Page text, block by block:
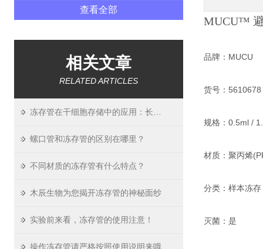
查看全部
相关文章
RELATED ARTICLES
螺口管和冻存管的区别在哪里？
不同材质的冻存管有什么特点？
木辰生物为您揭开冻存管的神秘面纱
实验前来看，冻存管的使用注意！
操作冻存管请严格按照使用说明来哦
MUCU™
品牌：MUCU
货号：
规格：0.5ml /
材质：聚丙烯
分类：样本冻存
灭菌：是